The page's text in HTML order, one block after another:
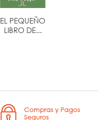
EL PEQUEÑO
LIBRO DE...